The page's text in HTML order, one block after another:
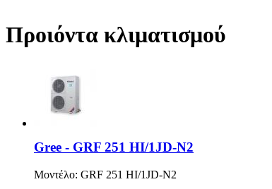
Προιόντα κλιματισμού
Gree - GRF 251 HI/1JD-N2
Μοντέλο: GRF 251 HI/1JD-N2